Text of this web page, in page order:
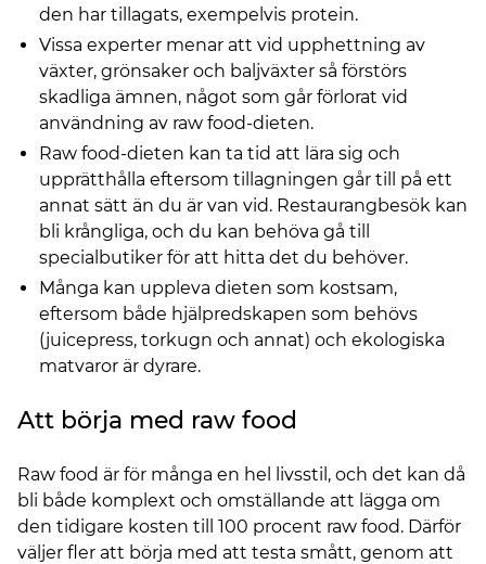
den har tillagats, exempelvis protein.
Vissa experter menar att vid upphettning av
växter, grönsaker och baljväxter så förstörs
skadliga ämnen, något som går förlorat vid
användning av raw food-dieten.
Raw food-dieten kan ta tid att lära sig och
upprätthålla eftersom tillagningen går till på ett
annat sätt än du är van vid. Restaurangbesök kan
bli krångliga, och du kan behöva gå till
specialbutiker för att hitta det du behöver.
Många kan uppleva dieten som kostsam,
eftersom både hjälpredskapen som behövs
(juicepress, torkugn och annat) och ekologiska
matvaror är dyrare.
Att börja med raw food
Raw food är för många en hel livsstil, och det kan då
bli både komplext och omställande att lägga om
den tidigare kosten till 100 procent raw food. Därför
väljer fler att börja med att testa smått, genom att